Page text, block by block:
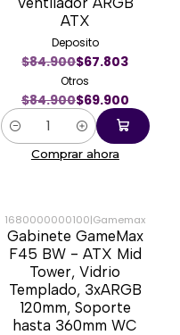
ATX
Deposito
$84.900$67.803
Otros
$84.900$69.900
Cantidad
Comprar ahora
-50%
1680000000100|Gamemax
Gabinete GameMax
F45 BW - ATX Mid
Tower, Vidrio
Templado, 3xARGB
120mm, Soporte
hasta 360mm WC